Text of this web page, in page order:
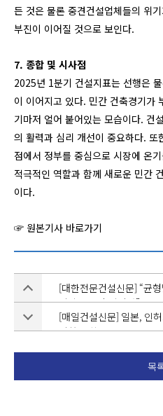
든 것은 물론 중견건설업체들의 위
부진이 이어질 것으로 보인다.
7. 종합 및 시사점
2025년 1분기 건설지표는 선행은
이 이어지고 있다. 민간 건축경기가
기마저 얼어 붙어있는 모습이다. 건
의 활력과 심리 개선이 중요하다.
점에서 정부를 중심으로 시장에 온
적극적인 역할과 함께 새로운 민간
이다.
☞ 원본기사 바로가기
[대한전문건설신문] “균
전략으로 판 뒤집자”
[매일건설신문] 일본, 인
전환… 한국은?
목